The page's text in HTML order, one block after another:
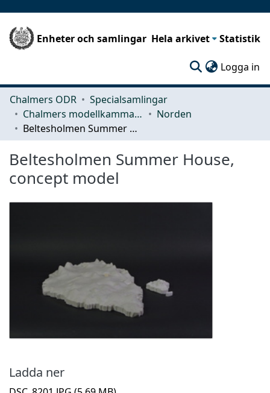
Enheter och samlingar Hela arkivet Statistik
Logga in
Chalmers ODR
Specialsamlingar
Chalmers modellkammare
Norden
Beltesholmen Summer House, concept model
Beltesholmen Summer House,
concept model
Ladda ner